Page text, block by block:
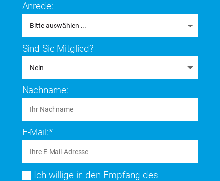
Anrede:
Sind Sie Mitglied?
Nachname:
E-Mail:*
Ich willige in den Empfang des